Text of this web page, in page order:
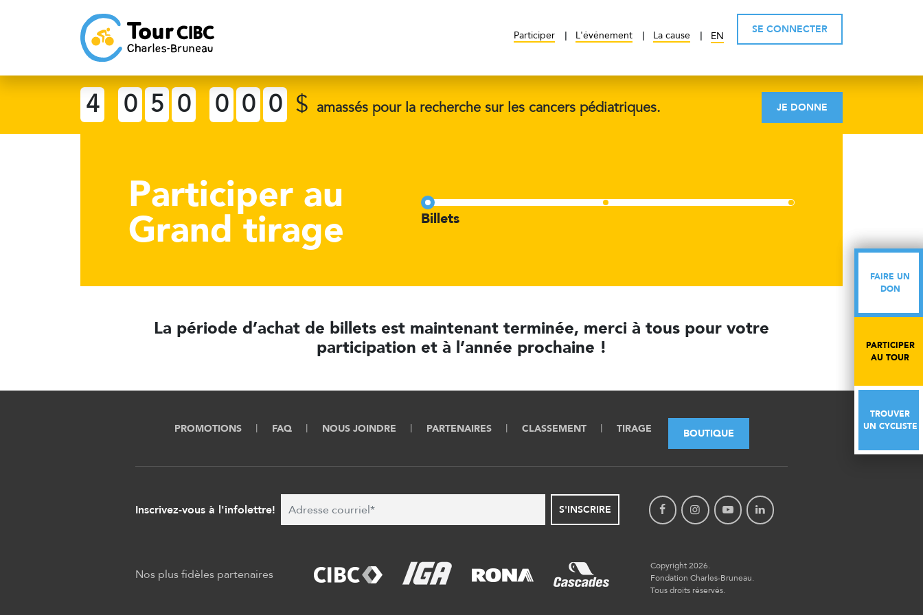
Participer L'événement La cause EN
SE CONNECTER
FAIRE UN
DON
PARTICIPER
AU TOUR
TROUVER
UN CYCLISTE
4 0 5 0 0 0 0 $ amassés pour la recherche sur les cancers pédiatriques. JE DONNE
Participer au
Grand tirage
La période d’achat de billets est maintenant terminée, merci à tous pour votre
participation et à l’année prochaine !
FAIRE UN
DON
PARTICIPER
AU TOUR
TROUVER
UN CYCLISTE
PROMOTIONS FAQ NOUS JOINDRE PARTENAIRES CLASSEMENT TIRAGE BOUTIQUE
Inscrivez-vous à l'infolettre! S'INSCRIRE
Nos plus fidèles partenaires
Copyright 2026.
Fondation Charles-Bruneau.
Tous droits réservés.